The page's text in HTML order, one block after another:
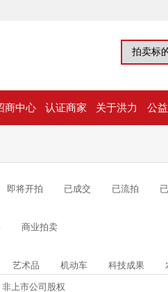
商中心 认证商家 关于洪力 公
即将开拍 已成交 已流拍
商业拍卖
艺术品 机动车 科技成果
非上市公司股权